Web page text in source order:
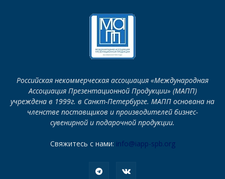
Российская некоммерческая ассоциация «Международная
Ассоциация Презентационной Продукции» (МАПП)
учреждена в 1999г. в Санкт-Петербурге. МАПП основана на
членстве поставщиков и производителей бизнес-
сувенирной и подарочной продукции.
Свяжитесь с нами: info@iapp-spb.org